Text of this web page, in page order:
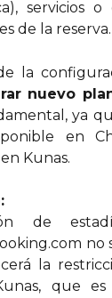
servicios
de la reserva.
la
nuevo
ya
en
Kunas.
de
no
la
que